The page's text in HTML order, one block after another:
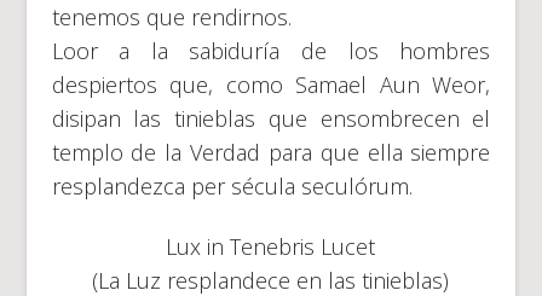
tenemos que rendirnos.
Loor a la sabiduría de los hombres
despiertos que, como Samael Aun Weor,
disipan las tinieblas que ensombrecen el
templo de la Verdad para que ella siempre
resplandezca per sécula seculórum.
Lux in Tenebris Lucet
(La Luz resplandece en las tinieblas)